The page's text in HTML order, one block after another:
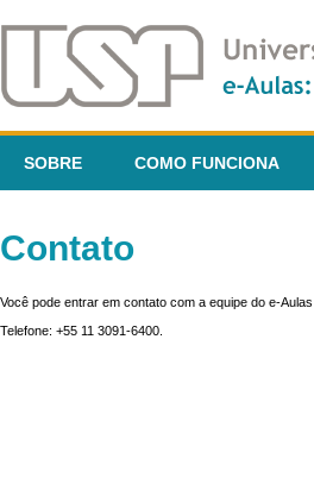
SOBRE COMO FUNCIONA
Contato
Você pode entrar em contato com a equipe do e-
Telefone: +55 11 3091-6400.